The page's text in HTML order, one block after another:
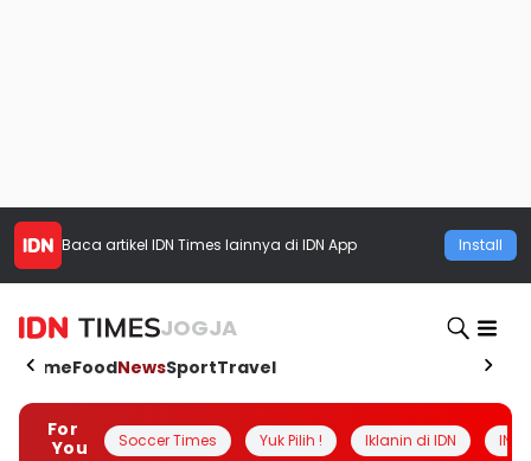
Baca artikel IDN Times lainnya di IDN App Install
JOGJA
HomeFoodNewsSportTravel
For
You
Soccer Times Yuk Pilih ! Iklanin di IDN